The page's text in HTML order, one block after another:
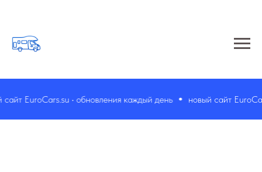
EuroCars.su • обновления каждый день новый сайт